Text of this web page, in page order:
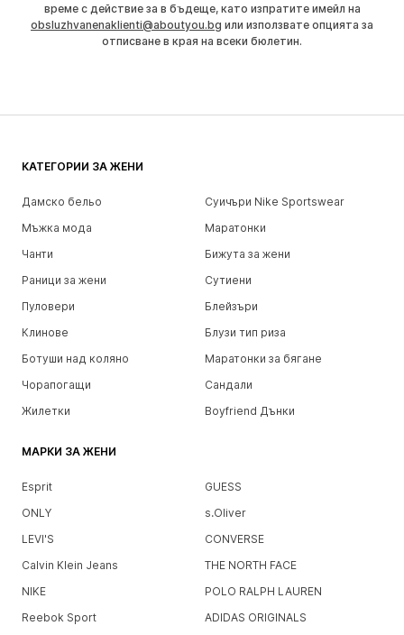
време с действие за в бъдеще, като изпратите имейл на
obsluzhvanenaklienti@aboutyou.bg или използвате опцията за
отписване в края на всеки бюлетин.
КАТЕГОРИИ ЗА ЖЕНИ
Дамско бельо
Суичъри Nike Sportswear
Мъжка мода
Маратонки
Чанти
Бижута за жени
Раници за жени
Сутиени
Пуловери
Блейзъри
Клинове
Блузи тип риза
Ботуши над коляно
Маратонки за бягане
Чорапогащи
Сандали
Жилетки
Boyfriend Дънки
МАРКИ ЗА ЖЕНИ
Esprit
GUESS
ONLY
s.Oliver
LEVI'S
CONVERSE
Calvin Klein Jeans
THE NORTH FACE
NIKE
POLO RALPH LAUREN
Reebok Sport
ADIDAS ORIGINALS